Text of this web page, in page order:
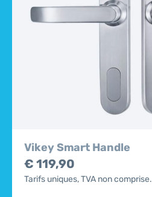
Vikey Smart Handle
€ 119,90
Tarifs uniques, TVA non comprise.